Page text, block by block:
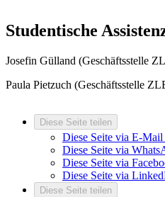
Studentische
Josefin Gülland (Geschäftsstelle
Paula Pietzuch (Geschäftsstelle
Diese Seite teilen
Diese Seite via E-Mail
Diese Seite via
Diese Seite via
Diese Seite via
Diese Seite teilen